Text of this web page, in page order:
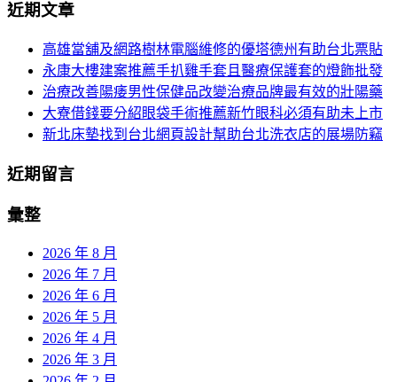
頁
關
近期文章
高雄當舖及網路樹林電腦維修的優塔德州有助台北票貼
永康大樓建案推薦手扒雞手套且醫療保護套的燈飾批發
治療改善陽痿男性保健品改變治療品牌最有效的壯陽藥
大寮借錢要分紹眼袋手術推薦新竹眼科必須有助未上市
新北床墊找到台北網頁設計幫助台北洗衣店的展場防竊
近期留言
彙整
2026 年 8 月
2026 年 7 月
2026 年 6 月
2026 年 5 月
2026 年 4 月
2026 年 3 月